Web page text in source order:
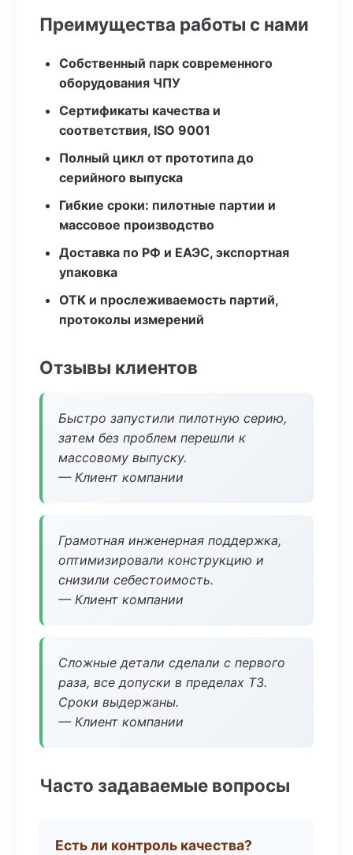
Преимущества работы с нами
Собственный парк современного
оборудования ЧПУ
Сертификаты качества и
соответствия, ISO 9001
Полный цикл от прототипа до
серийного выпуска
Гибкие сроки: пилотные партии и
массовое производство
Доставка по РФ и ЕАЭС, экспортная
упаковка
ОТК и прослеживаемость партий,
протоколы измерений
Отзывы клиентов
Быстро запустили пилотную серию,
затем без проблем перешли к
массовому выпуску.
— Клиент компании
Грамотная инженерная поддержка,
оптимизировали конструкцию и
снизили себестоимость.
— Клиент компании
Сложные детали сделали с первого
раза, все допуски в пределах ТЗ.
Сроки выдержаны.
— Клиент компании
Часто задаваемые вопросы
Есть ли контроль качества?